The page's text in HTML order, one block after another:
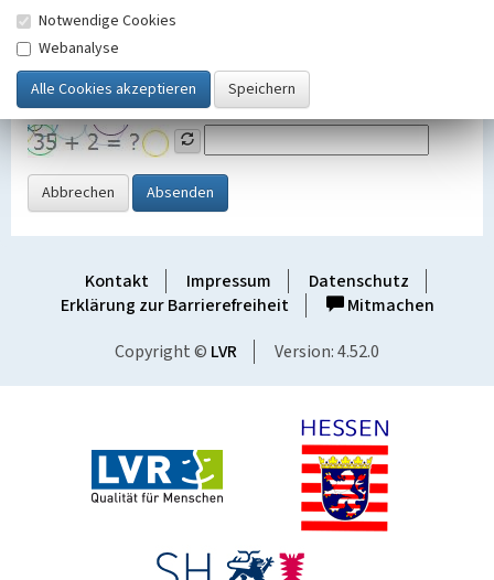
SicherheitsabfrageTragen Sie unten das Rechenergebnis aus der
Grafik ein
Abbrechen Absenden
Kontakt Impressum
Datenschutz
Erklärung zur Barrierefreiheit
Mitmachen
Copyright © LVR Version: 4.52.0
Notwendige Cookies
Webanalyse